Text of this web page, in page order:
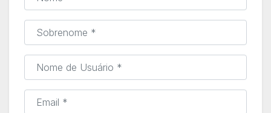
Sobrenome *
Nome de Usuário*
Email *